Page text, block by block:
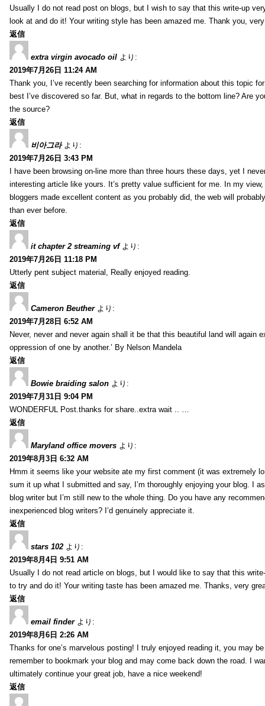
Usually I do not read post on blogs, but I wish to say that this write-up
look at and do it! Your writing style has been amazed me. Thank you,
返信
extra virgin avocado oil より:
2019年7月26日 11:24 AM
Thank you, I’ve recently been searching for information about this topic
best I’ve discovered so far. But, what in regards to the bottom line? Are
the source?
返信
비아그라 より:
2019年7月26日 3:43 PM
I have been browsing on-line more than three hours these days, yet I
interesting article like yours. It’s pretty value sufficient for me. In my
bloggers made excellent content as you probably did, the web will
than ever before.
返信
it chapter 2 streaming vf より:
2019年7月26日 11:18 PM
Utterly pent subject material, Really enjoyed reading.
返信
Cameron Beuther より:
2019年7月28日 6:52 AM
Never, never and never again shall it be that this beautiful land will again
oppression of one by another.’ By Nelson Mandela
返信
Bowie braiding salon より:
2019年7月31日 9:04 PM
WONDERFUL Post.thanks for share..extra wait .. …
返信
Maryland office movers より:
2019年8月3日 6:32 AM
Hmm it seems like your website ate my first comment (it was extremely
sum it up what I submitted and say, I’m thoroughly enjoying your blog. I
blog writer but I’m still new to the whole thing. Do you have any
inexperienced blog writers? I’d genuinely appreciate it.
返信
stars 102 より:
2019年8月4日 9:51 AM
Usually I do not read article on blogs, but I would like to say that this
to try and do it! Your writing taste has been amazed me. Thanks, very
返信
email finder より:
2019年8月6日 2:26 AM
Thanks for one’s marvelous posting! I truly enjoyed reading it, you may
remember to bookmark your blog and may come back down the road. I
ultimately continue your great job, have a nice weekend!
返信